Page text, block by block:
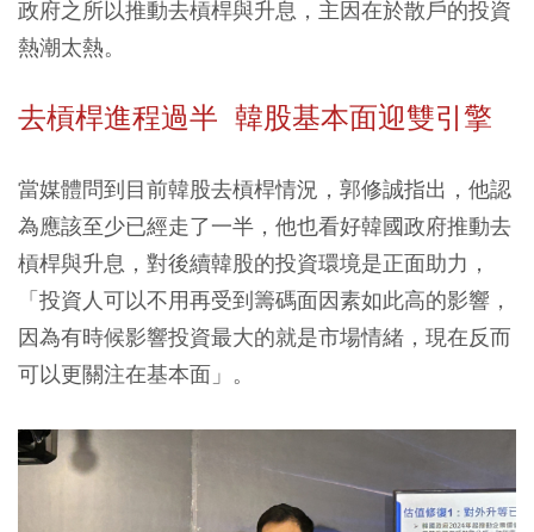
政府之所以推動去槓桿與升息，主因在於散戶的投資
熱潮太熱。
去槓桿進程過半 韓股基本面迎雙引擎
當媒體問到目前韓股去槓桿情況，郭修誠指出，他認
為應該至少已經走了一半，他也看好韓國政府推動去
槓桿與升息，對後續韓股的投資環境是正面助力，
「投資人可以不用再受到籌碼面因素如此高的影響，
因為有時候影響投資最大的就是市場情緒，現在反而
可以更關注在基本面」。